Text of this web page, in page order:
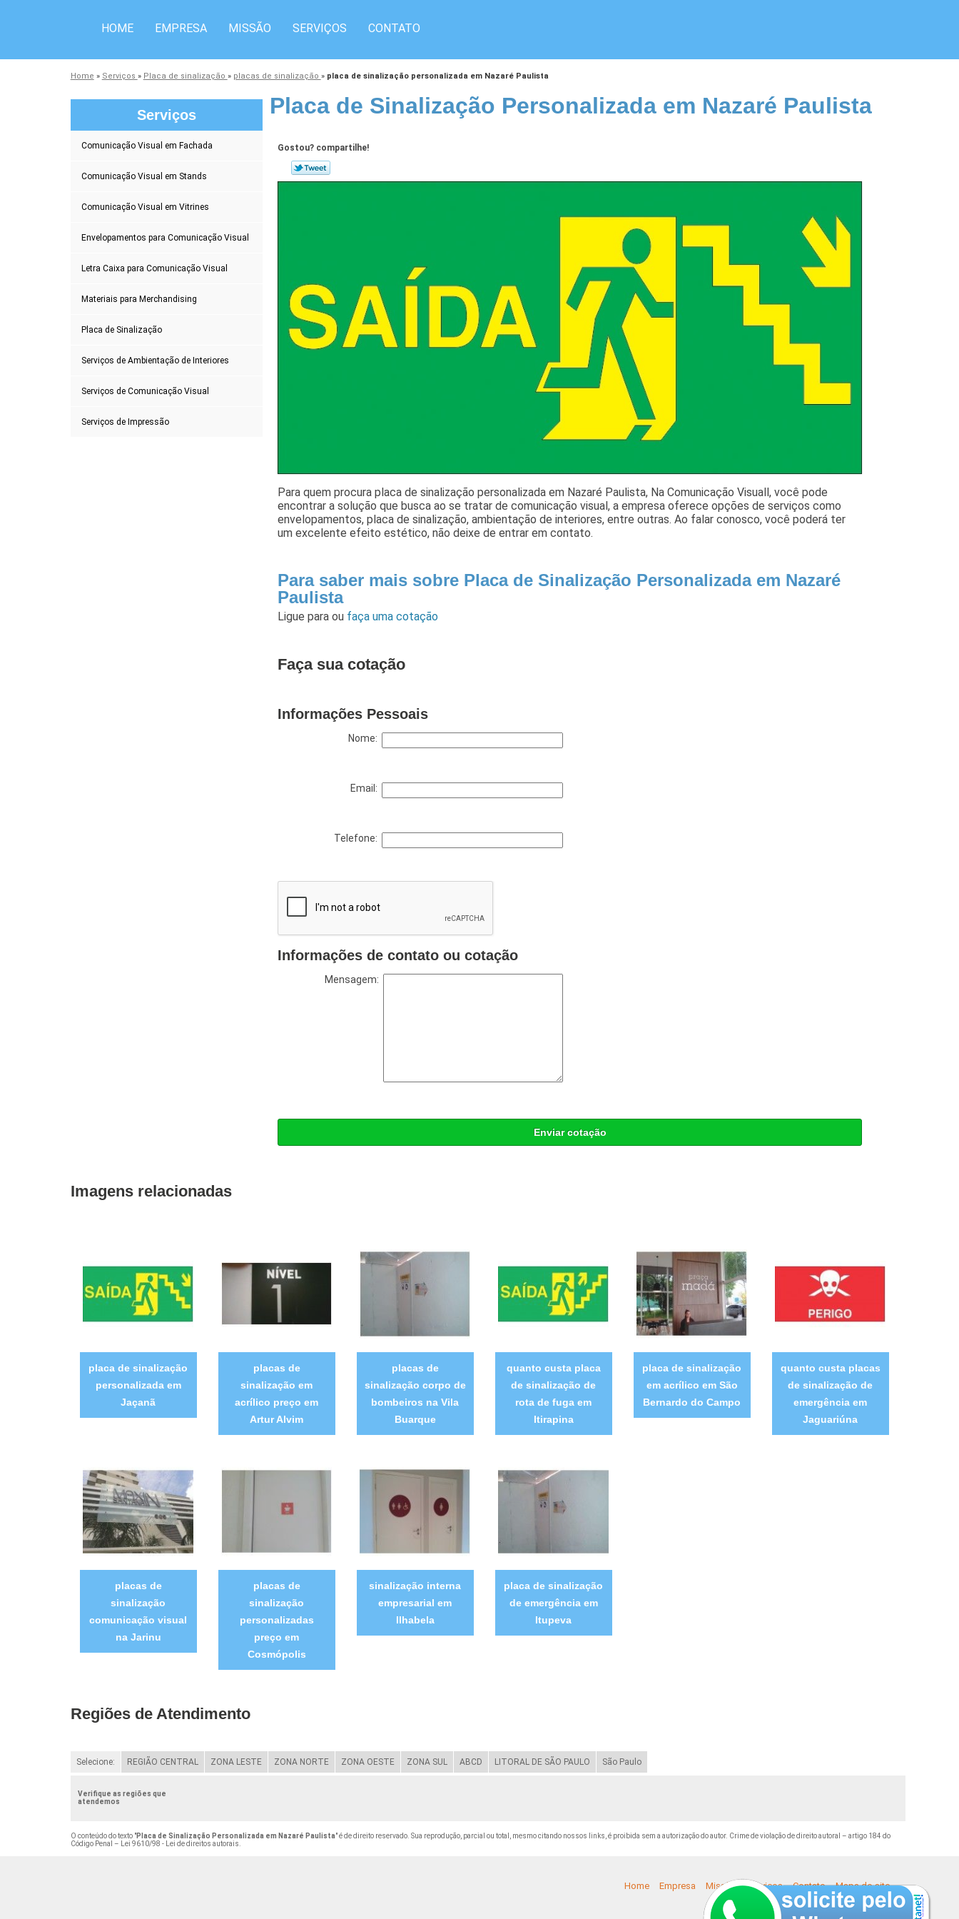
HOME EMPRESA MISSÃO SERVIÇOS CONTATO
Home » Serviços » Placa de sinalização » placas de sinalização » placa de sinalização personalizada em Nazaré Paulista
Serviços
Comunicação Visual em Fachada
Comunicação Visual em Stands
Comunicação Visual em Vitrines
Envelopamentos para Comunicação Visual
Letra Caixa para Comunicação Visual
Materiais para Merchandising
Placa de Sinalização
Serviços de Ambientação de Interiores
Serviços de Comunicação Visual
Serviços de Impressão
Placa de Sinalização Personalizada em Nazaré Paulista
Gostou? compartilhe!
Para quem procura placa de sinalização personalizada em Nazaré Paulista, Na Comunicação Visuall, você pode
encontrar a solução que busca ao se tratar de comunicação visual, a empresa oferece opções de serviços como
envelopamentos, placa de sinalização, ambientação de interiores, entre outras. Ao falar conosco, você poderá ter
um excelente efeito estético, não deixe de entrar em contato.
Para saber mais sobre Placa de Sinalização Personalizada em Nazaré
Paulista
Ligue paraou faça uma cotação
Faça sua cotação
Informações Pessoais
Nome:
Email:
Telefone:
Informações de contato ou cotação
Mensagem:
Enviar cotação
Imagens relacionadas
placa de sinalização
personalizada em
Jaçanã
placas de
sinalização em
acrílico preço em
Artur Alvim
placas de
sinalização corpo de
bombeiros na Vila
Buarque
quanto custa placa
de sinalização de
rota de fuga em
Itirapina
placa de sinalização
em acrílico em São
Bernardo do Campo
quanto custa placas
de sinalização de
emergência em
Jaguariúna
placas de
sinalização
comunicação visual
na Jarinu
placas de
sinalização
personalizadas
preço em
Cosmópolis
sinalização interna
empresarial em
Ilhabela
placa de sinalização
de emergência em
Itupeva
Regiões de Atendimento
Selecione: REGIÃO CENTRAL ZONA LESTE ZONA NORTE ZONA OESTE ZONA SUL ABCD LITORAL DE SÃO PAULO São Paulo
Verifique as regiões que
atendemos
O conteúdo do texto "Placa de Sinalização Personalizada em Nazaré Paulista" é de direito reservado. Sua reprodução, parcial ou total, mesmo citando nossos links, é proibida sem a autorização do autor. Crime de violação de direito autoral – artigo 184 do
Código Penal –
Lei 9610/98 - Lei de direitos autorais
Home Empresa Missão Serviços Contato Mapa do site